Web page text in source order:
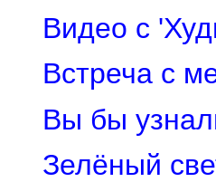
Видео с
Встреча с
Вы бы
Зелёный